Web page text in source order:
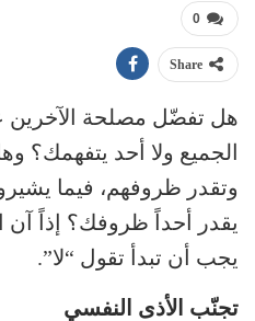
0
Share
هل تفضّل مصلحة
الجميع ولا أحد يتفهمك؟
وتقدر ظروفهم، فيما
يقدر أحداً ظروفك؟ إذاً آن
يجب أن تبدأ تقول “لا”.
تجنّب الأذى النفسي